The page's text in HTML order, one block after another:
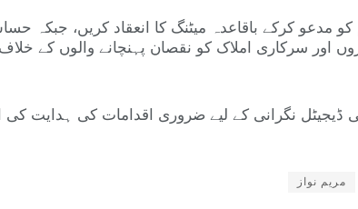
مدعو کرکے باقاعدہ میٹنگ کا انعقاد کریں، جبکہ
سرکاری املاک کو نقصان پہنچانے والوں کے خلاف
ڈیجیٹل نگرانی کے لیے ضروری اقدامات کی ہدایت کی
مریم نواز